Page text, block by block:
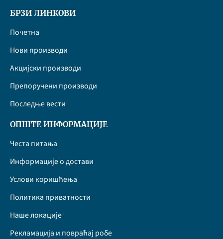
БРЗИ ЛИНКОВИ
Почетна
Нови производи
Акцијски производи
Препоручени производи
Последње вести
ОПШТЕ ИНФОРМАЦИЈЕ
Честа питања
Информације о достави
Услови коришћења
Политика приватности
Наше локације
Рекламација и повраћај робе